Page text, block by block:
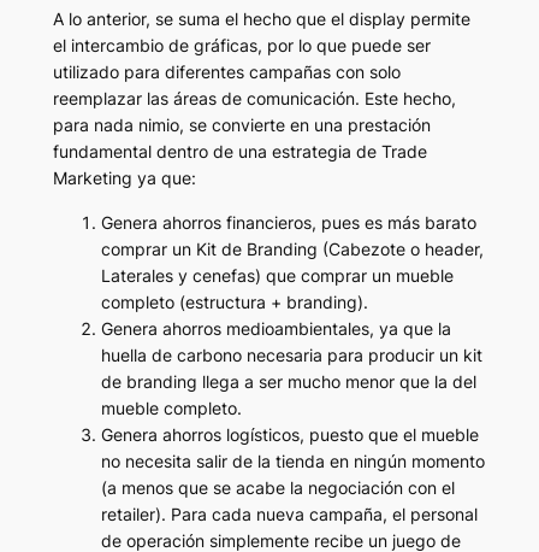
A lo anterior, se suma el hecho que el display permite
el intercambio de gráficas, por lo que puede ser
utilizado para diferentes campañas con solo
reemplazar las áreas de comunicación. Este hecho,
para nada nimio, se convierte en una prestación
fundamental dentro de una estrategia de Trade
Marketing ya que:
Genera ahorros financieros, pues es más barato
comprar un Kit de Branding (Cabezote o header,
Laterales y cenefas) que comprar un mueble
completo (estructura + branding).
Genera ahorros medioambientales, ya que la
huella de carbono necesaria para producir un kit
de branding llega a ser mucho menor que la del
mueble completo.
Genera ahorros logísticos, puesto que el mueble
no necesita salir de la tienda en ningún momento
(a menos que se acabe la negociación con el
retailer). Para cada nueva campaña, el personal
de operación simplemente recibe un juego de